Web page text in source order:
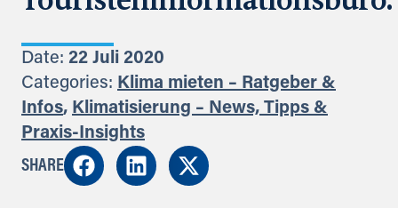
Date: 22 Juli 2020
Categories: Klima mieten – Ratgeber &
Infos, Klimatisierung – News, Tipps &
Praxis-Insights
SHARE